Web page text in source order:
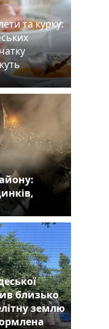
та курку:
близько
землю